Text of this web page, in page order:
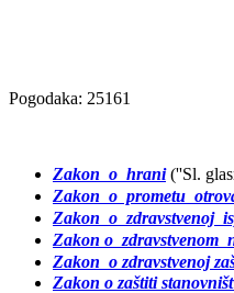
Pogodaka: 25161
Zakon o hrani(''Sl.
Zakon o prometu
Zakon o zdravstvenoj
Zakon o zdravstvenom
Zakon o zdravstvenoj
Zakon o zaštiti